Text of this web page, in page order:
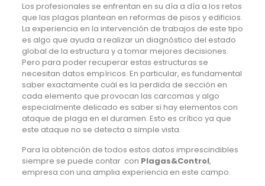
Los profesionales se enfrentan en su día a día a los retos
que las plagas plantean en reformas de pisos y edificios.
La experiencia en la intervención de trabajos de este tipo
es algo que ayuda a realizar un diagnóstico del estado
global de la estructura y a tomar mejores decisiones.
Pero para poder recuperar estas estructuras se
necesitan datos empíricos. En particular, es fundamental
saber exactamente cuál es la perdida de sección en
cada elemento que provocan las carcomas y algo
especialmente delicado es saber si hay elementos con
ataque de plaga en el duramen. Esto es crítico ya que
este ataque no se detecta a simple vista.
Para la obtención de todos estos datos imprescindibles
siempre se puede contar con Plagas&Control,
empresa con una amplia experiencia en este campo.